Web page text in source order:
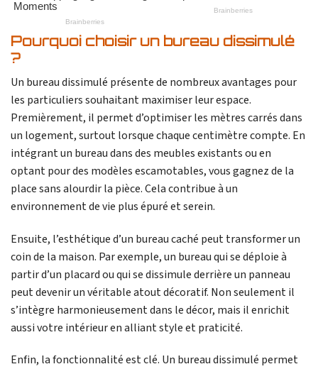
Pourquoi choisir un bureau dissimulé
?
Un bureau dissimulé présente de nombreux avantages pour
les particuliers souhaitant maximiser leur espace.
Premièrement, il permet d’optimiser les mètres carrés dans
un logement, surtout lorsque chaque centimètre compte. En
intégrant un bureau dans des meubles existants ou en
optant pour des modèles escamotables, vous gagnez de la
place sans alourdir la pièce. Cela contribue à un
environnement de vie plus épuré et serein.
Ensuite, l’esthétique d’un bureau caché peut transformer un
coin de la maison. Par exemple, un bureau qui se déploie à
partir d’un placard ou qui se dissimule derrière un panneau
peut devenir un véritable atout décoratif. Non seulement il
s’intègre harmonieusement dans le décor, mais il enrichit
aussi votre intérieur en alliant style et praticité.
Enfin, la fonctionnalité est clé. Un bureau dissimulé permet